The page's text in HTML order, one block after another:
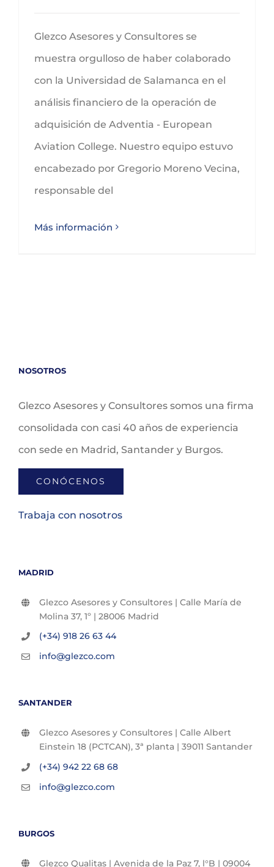
Glezco Asesores y Consultores se
muestra orgulloso de haber colaborado
con la Universidad de Salamanca en el
análisis financiero de la operación de
adquisición de Adventia - European
Aviation College. Nuestro equipo estuvo
encabezado por Gregorio Moreno Vecina,
responsable del
Más información
NOSOTROS
Glezco Asesores y Consultores somos una firma
consolidada con casi 40 años de experiencia
con sede en Madrid, Santander y Burgos.
CONÓCENOS
Trabaja con nosotros
MADRID
Glezco Asesores y Consultores | Calle María de
Molina 37, 1º | 28006 Madrid
(+34) 918 26 63 44
info@glezco.com
SANTANDER
Glezco Asesores y Consultores | Calle Albert
Einstein 18 (PCTCAN), 3ª planta | 39011 Santander
(+34) 942 22 68 68
info@glezco.com
BURGOS
Glezco Qualitas | Avenida de la Paz 7, l°B | 09004